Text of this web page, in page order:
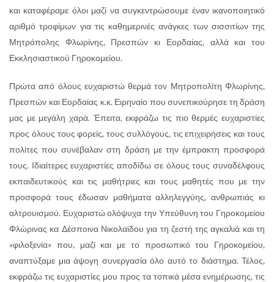
και καταφέραμε όλοι μαζί να συγκεντρώσουμε έναν ικανοποιητικό
αριθμό τροφίμων για τις καθημερινές ανάγκες των σισσιτίων της
Μητρόπολης Φλωρίνης, Πρεσπών κι Εορδαίας, αλλά και του
Εκκλησιαστικού Γηροκομείου.
Πρώτα από όλους ευχαριστώ θερμά τον Μητροπολίτη Φλωρίνης,
Πρεσπών και Εορδαίας κ.κ. Ειρηναίο που συνεπικούρησε τη δράση
μας με μεγάλη χαρά. Έπειτα, εκφράζω τις πιο θερμές ευχαριστίες
προς όλους τους φορείς, τους συλλόγους, τις επιχειρήσεις και τους
πολίτες που συνέβαλαν στη δράση με την έμπρακτη προσφορά
τους. Ιδιαίτερες ευχαριστίες αποδίδω σε όλους τους συναδέλφους
εκπαιδευτικούς και τις μαθήτριες και τους μαθητές που με την
προσφορά τους έδωσαν μαθήματα αλληλεγγύης, ανθρωπιάς κι
αλτρουισμού. Ευχαριστώ ολόψυχα την Υπεύθυνη του Γηροκομείου
Φλώρινας κα Δέσποινα Νικολαϊδου για τη ζεστή της αγκαλιά και τη
«φιλοξενία» που, μαζί και με το προσωπικό του Γηροκομείου,
αναπτύξαμε μια άψογη συνεργασία όλο αυτό το διάστημα. Τέλος,
εκφράζω τις ευχαριστίες μου προς τα τοπικά μέσα ενημέρωσης, τις